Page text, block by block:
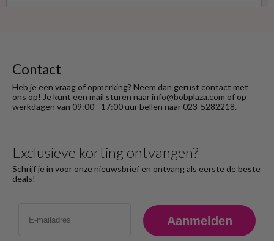
Contact
Heb je een vraag of opmerking? Neem dan gerust contact met
ons op! Je kunt een mail sturen naar info@bobplaza.com of op
werkdagen van 09:00 - 17:00 uur bellen naar 023-5282218.
Exclusieve korting ontvangen?
Schrijf je in voor onze nieuwsbrief en ontvang als eerste de beste
deals!
Aanmelden